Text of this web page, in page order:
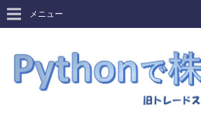
メニュー